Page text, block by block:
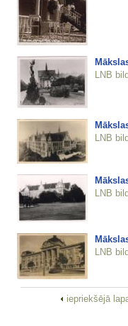
LNB
LNB
LNB
LNB
iepriekšējā